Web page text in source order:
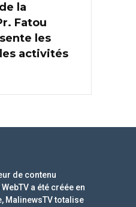
la
Fatou
les
activités
de contenu
a été créée en
MalinewsTV totalise